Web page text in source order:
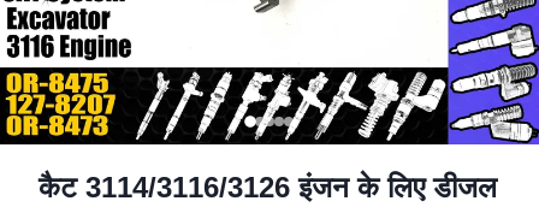
कैट 3114/3116/3126 इंजन के लिए डीजल